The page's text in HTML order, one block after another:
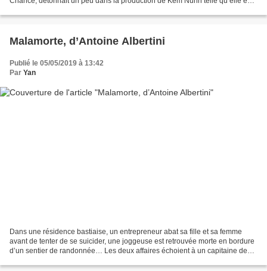
Malamorte, d’Antoine Albertini
Publié le 05/05/2019 à 13:42
Par Yan
Dans une résidence bastiaise, un entrepreneur abat sa fille et sa femme
avant de tenter de se suicider, une joggeuse est retrouvée morte en bordure
d’un sentier de randonnée… Les deux affaires échoient à un capitaine de